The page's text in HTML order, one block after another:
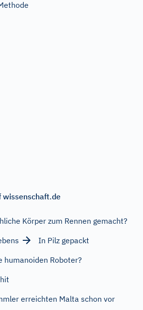
Körper zum Rennen gemacht?
In Pilz gepackt
humanoiden Roboter?
erreichten Malta schon vor